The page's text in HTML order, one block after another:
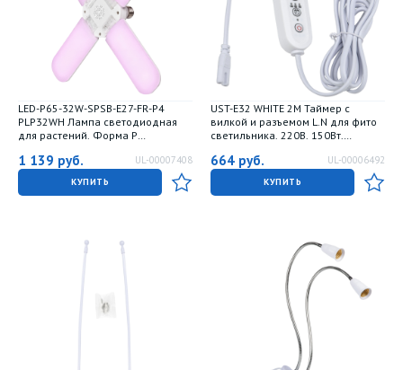
LED-P65-32W-SPSB-E27-FR-P4
PLP32WH Лампа светодиодная
для растений. Форма P
рассады и цветения. Картон. ТМ
Uniel
1 139 руб. UL-00007408
КУПИТЬ
UST-E32 WHITE 2M Таймер с
вилкой и разъемом L.N для фито
светильника. 220В. 150Вт.
664 руб. UL-00006492
КУПИТЬ